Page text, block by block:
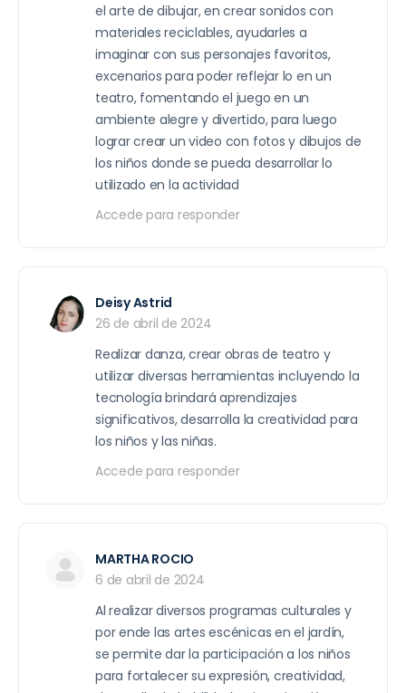
el arte de dibujar, en crear sonidos con
materiales reciclables, ayudarles a
imaginar con sus personajes favoritos,
excenarios para poder reflejar lo en un
teatro, fomentando el juego en un
ambiente alegre y divertido, para luego
lograr crear un video con fotos y dibujos de
los niños donde se pueda desarrollar lo
utilizado en la actividad
Accede para responder
Deisy Astrid
26 de abril de 2024
Realizar danza, crear obras de teatro y
utilizar diversas herramientas incluyendo la
tecnología brindará aprendizajes
significativos, desarrolla la creatividad para
los niños y las niñas.
Accede para responder
MARTHA ROCIO
6 de abril de 2024
Al realizar diversos programas culturales y
por ende las artes escénicas en el jardín,
se permite dar la participación a los niños
para fortalecer su expresión, creatividad,